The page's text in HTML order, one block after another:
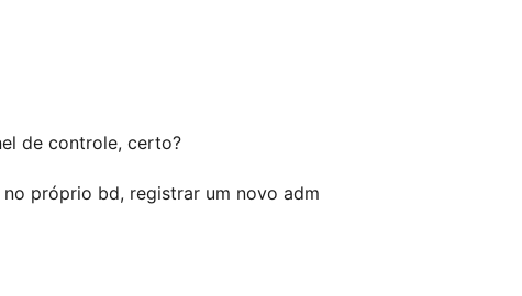
de controle, certo?
próprio bd, registrar um novo adm